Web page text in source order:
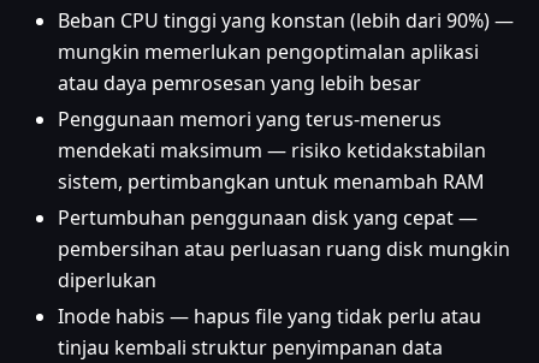
Beban CPU tinggi yang konstan (lebih dari 90%) —
mungkin memerlukan pengoptimalan aplikasi
atau daya pemrosesan yang lebih besar
Penggunaan memori yang terus-menerus
mendekati maksimum — risiko ketidakstabilan
sistem, pertimbangkan untuk menambah RAM
Pertumbuhan penggunaan disk yang cepat —
pembersihan atau perluasan ruang disk mungkin
diperlukan
Inode habis — hapus file yang tidak perlu atau
tinjau kembali struktur penyimpanan data